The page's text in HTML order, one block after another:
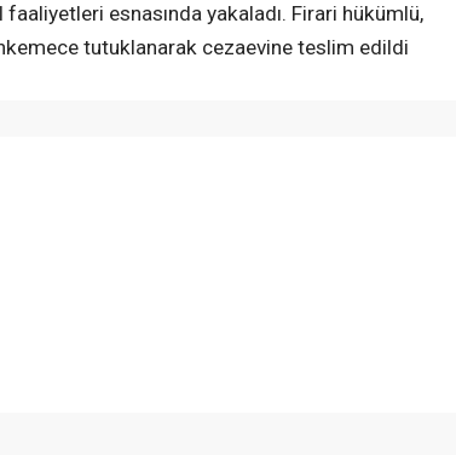
esnasında yakaladı. Firari hükümlü,
tutuklanarak cezaevine teslim edildi